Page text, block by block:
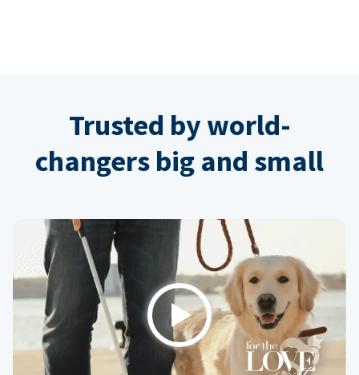
Trusted by world-
changers big and small
Play